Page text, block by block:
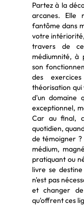
Partez à la
arcanes. Elle
fantôme dans
votre
travers de
médiumnité, à
son
des
théorisation qui
d'un domaine
exceptionnel,
Car au final,
quotidien,
de témoigner ?
médium,
pratiquant ou
livre se
n'est pas
et changer
qu'offrent ces